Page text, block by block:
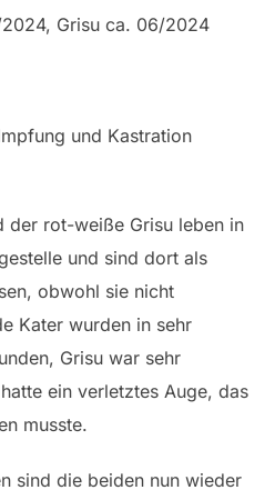
Grisu ca. 06/2024
und Kastration
der rot-weiße Grisu leben in
und sind dort als
obwohl sie nicht
Kater wurden in sehr
Grisu war sehr
ein verletztes Auge, das
musste.
sind die beiden nun wieder